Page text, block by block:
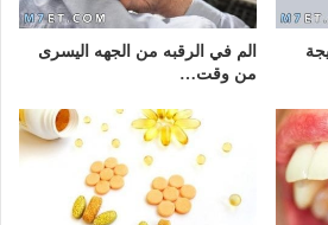
الم في الرقبه من الجهه اليسرى
من وقت…